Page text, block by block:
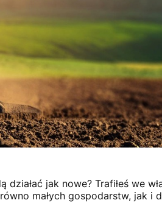
jak nowe? Trafiłeś we
małych gospodarstw, jak i